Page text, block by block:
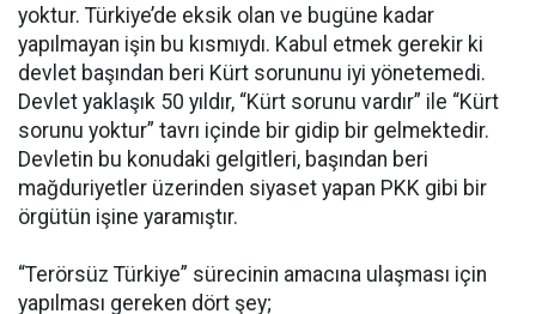
yoktur. Türkiye’de eksik olan ve bugüne kadar
yapılmayan işin bu kısmıydı. Kabul etmek gerekir ki
devlet başından beri Kürt sorununu iyi yönetemedi.
Devlet yaklaşık 50 yıldır, “Kürt sorunu vardır” ile “Kürt
sorunu yoktur” tavrı içinde bir gidip bir gelmektedir.
Devletin bu konudaki gelgitleri, başından beri
mağduriyetler üzerinden siyaset yapan PKK gibi bir
örgütün işine yaramıştır.
“Terörsüz Türkiye” sürecinin amacına ulaşması için
yapılması gereken dört şey;